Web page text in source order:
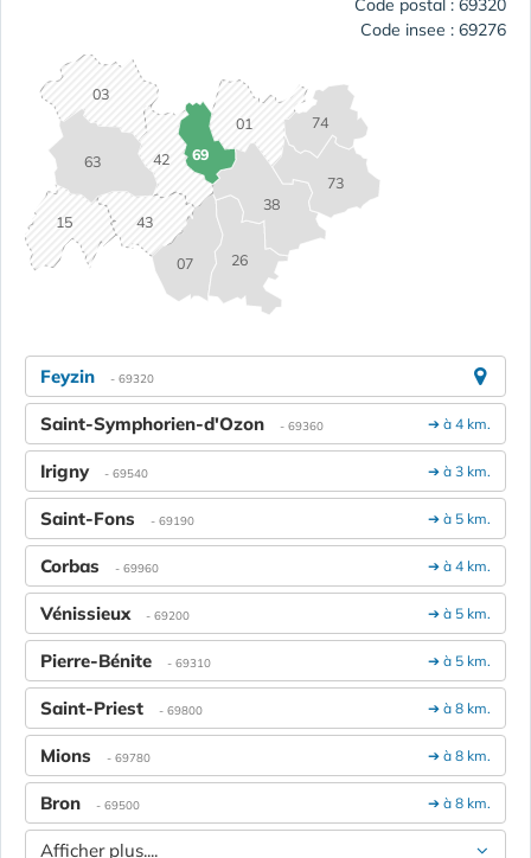
Code postal : 69320
Code insee : 69276
01
03
07
15
26
38
42
43
63 69
73
74
Feyzin - 69320
➔ à 4 km.
Saint-Symphorien-d'Ozon - 69360
➔ à 3 km.
Irigny - 69540
➔ à 5 km.
Saint-Fons - 69190
➔ à 4 km.
Corbas - 69960
➔ à 5 km.
Vénissieux - 69200
➔ à 5 km.
Pierre-Bénite - 69310
➔ à 8 km.
Saint-Priest - 69800
➔ à 8 km.
Mions - 69780
➔ à 8 km.
Bron - 69500
Afficher plus....